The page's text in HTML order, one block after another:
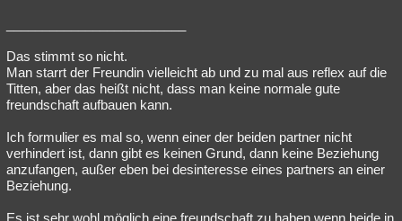
Das stimmt so nicht.
Man starrt der Freundin vielleicht ab und zu mal aus reflex auf die
Titten, aber das heißt nicht, dass man keine normale gute
freundschaft aufbauen kann.
Ich formulier es mal so, wenn einer der beiden partner nicht
verhindert ist, dann gibt es keinen Grund, dann keine Beziehung
anzufangen, außer eben bei desinteresse eines partners an einer
Beziehung.
Es ist sehr wohl möglich eine freundschaft zu haben wenn beide in